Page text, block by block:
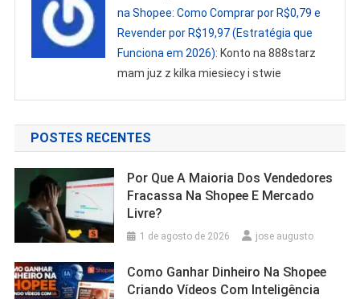
na Shopee: Como Comprar por R$0,79 e
Revender por R$19,97 (Estratégia que
Funciona em 2026): Konto na 888starz
mam juz z kilka miesiecy i stwie
POSTES RECENTES
Por Que A Maioria Dos Vendedores
Fracassa Na Shopee E Mercado
Livre?
1 de agosto de 2026 jose augusto
Como Ganhar Dinheiro Na Shopee
Criando Vídeos Com Inteligência